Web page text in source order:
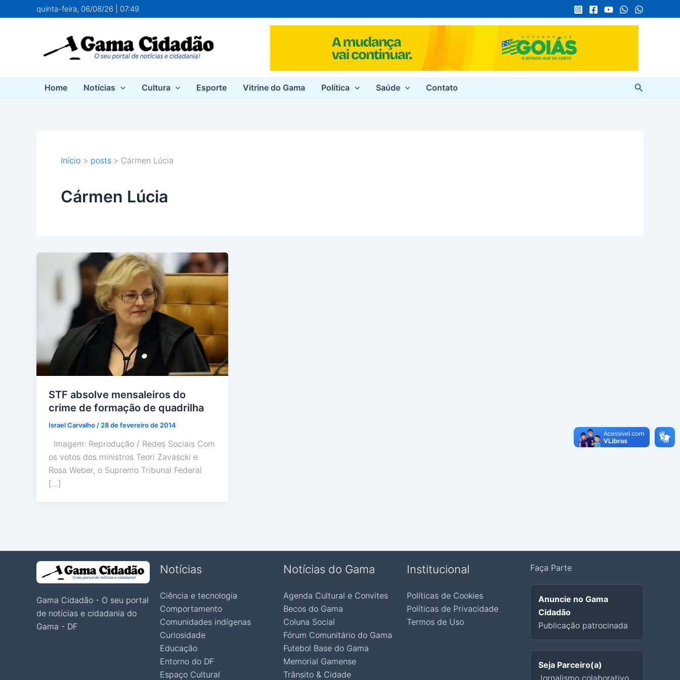
para
quinta-feira, 06/08/26 | 07:49
Home Notícias Cultura Esporte Vitrine do Gama Política Saúde Contato Pesquisar
Início posts Cármen Lúcia
Cármen Lúcia
STF absolve mensaleiros do
crime de formação de quadrilha
Israel Carvalho / 28 de fevereiro de 2014
Imagem: Reprodução / Redes Sociais Com
os votos dos ministros Teori Zavascki e
Rosa Weber, o Supremo Tribunal Federal
[…]
Gama Cidadão - O seu portal
de notícias e cidadania do
Gama - DF
Notícias
Ciência e tecnologia
Comportamento
Comunidades indígenas
Curiosidade
Educação
Entorno do DF
Espaço Cultural
Notícias do Gama
Agenda Cultural e Convites
Becos do Gama
Coluna Social
Fórum Comunitário do Gama
Futebol Base do Gama
Memorial Gamense
Trânsito & Cidade
Institucional
Políticas de Cookies
Políticas de Privacidade
Termos de Uso
Faça Parte
Anuncie no Gama
Cidadão
Publicação patrocinada
Seja Parceiro(a)